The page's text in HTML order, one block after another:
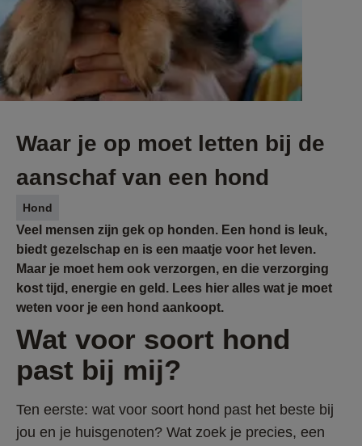
Waar je op moet letten bij de
aanschaf van een hond
Hond
Veel mensen zijn gek op honden. Een hond is leuk,
biedt gezelschap en is een maatje voor het leven.
Maar je moet hem ook verzorgen, en die verzorging
kost tijd, energie en geld. Lees hier alles wat je moet
weten voor je een hond aankoopt.
Wat voor soort hond
past bij mij?
Ten eerste: wat voor soort hond past het beste bij
jou en je huisgenoten? Wat zoek je precies, een